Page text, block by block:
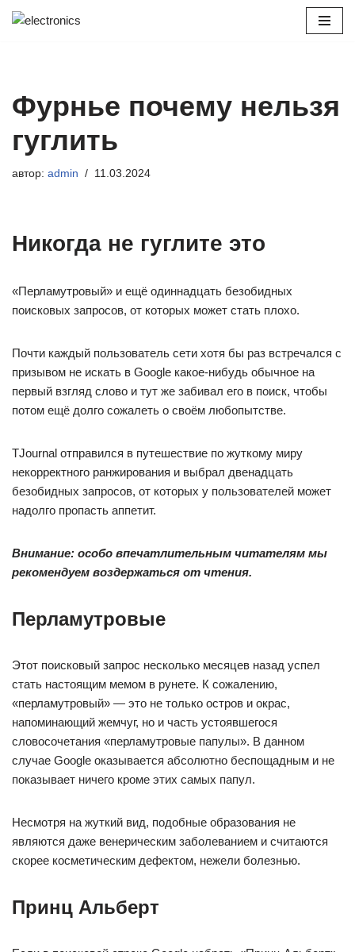
Фурнье почему нельзя
гуглить
автор: admin 11.03.2024
Никогда не гуглите это
«Перламутровый» и ещё одиннадцать безобидных
поисковых запросов, от которых может стать плохо.
Почти каждый пользователь сети хотя бы раз встречался с
призывом не искать в Google какое-нибудь обычное на
первый взгляд слово и тут же забивал его в поиск, чтобы
потом ещё долго сожалеть о своём любопытстве.
TJournal отправился в путешествие по жуткому миру
некорректного ранжирования и выбрал двенадцать
безобидных запросов, от которых у пользователей может
надолго пропасть аппетит.
Внимание: особо впечатлительным читателям мы
рекомендуем воздержаться от чтения.
Перламутровые
Этот поисковый запрос несколько месяцев назад успел
стать настоящим мемом в рунете. К сожалению,
«перламутровый» — это не только остров и окрас,
напоминающий жемчуг, но и часть устоявшегося
словосочетания «перламутровые папулы». В данном
случае Google оказывается абсолютно беспощадным и не
показывает ничего кроме этих самых папул.
Несмотря на жуткий вид, подобные образования не
являются даже венерическим заболеванием и считаются
скорее косметическим дефектом, нежели болезнью.
Принц Альберт